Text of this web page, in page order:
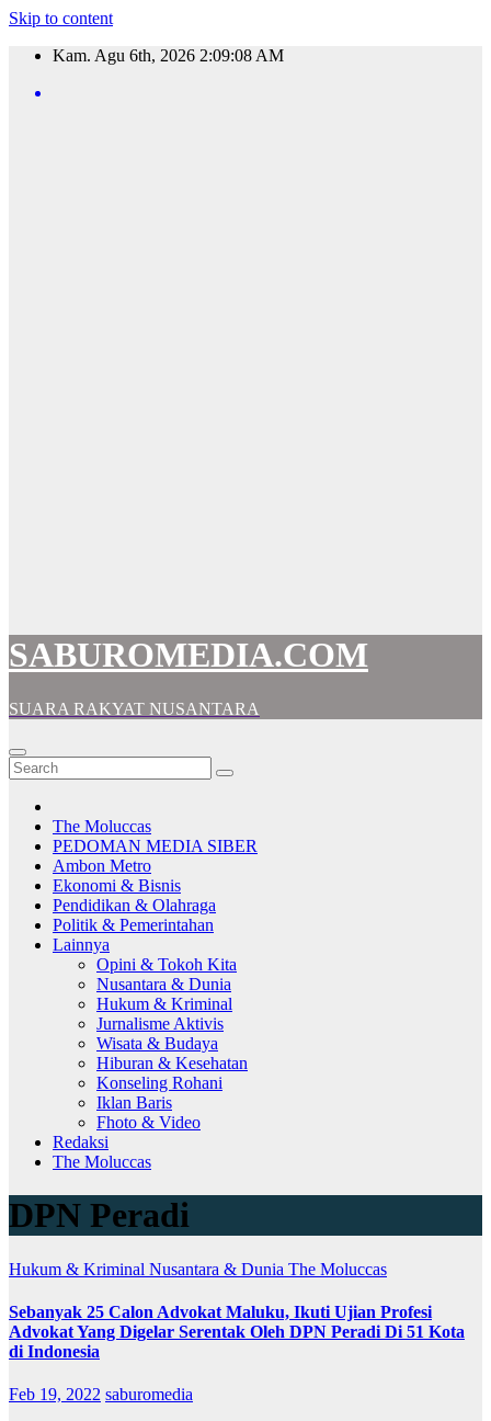
Skip to content
Kam. Agu 6th, 2026 2:09:09 AM
SABUROMEDIA.COM
SUARA RAKYAT NUSANTARA
The Moluccas
PEDOMAN MEDIA SIBER
Ambon Metro
Ekonomi & Bisnis
Pendidikan & Olahraga
Politik & Pemerintahan
Lainnya
Opini & Tokoh Kita
Nusantara & Dunia
Hukum & Kriminal
Jurnalisme Aktivis
Wisata & Budaya
Hiburan & Kesehatan
Konseling Rohani
Iklan Baris
Fhoto & Video
Redaksi
The Moluccas
DPN Peradi
Hukum & Kriminal Nusantara & Dunia The Moluccas
Sebanyak 25 Calon Advokat Maluku, Ikuti Ujian Profesi
Advokat Yang Digelar Serentak Oleh DPN Peradi Di 51 Kota
di Indonesia
Feb 19, 2022 saburomedia